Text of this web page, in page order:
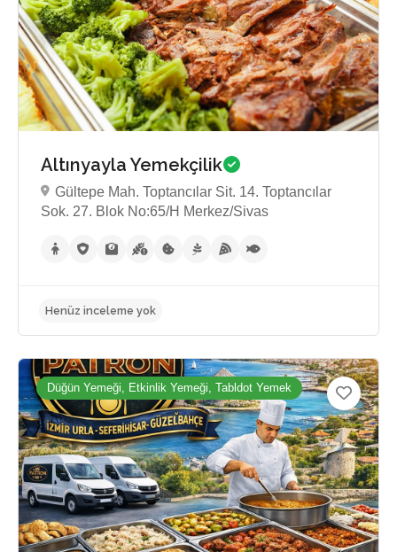
Altınyayla Yemekçilik
Gültepe Mah. Toptancılar Sit. 14. Toptancılar
Sok. 27. Blok No:65/H Merkez/Sivas
Düğün Yemeği, Etkinlik Yemeği, Tabldot Yemek